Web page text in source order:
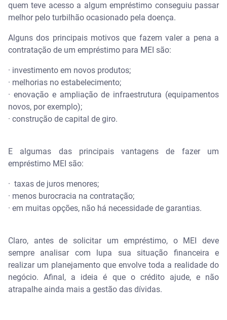
quem teve acesso a algum empréstimo conseguiu passar
melhor pelo turbilhão ocasionado pela doença.
Alguns dos principais motivos que fazem valer a pena a
contratação de um empréstimo para MEI são:
· investimento em novos produtos;
· melhorias no estabelecimento;
· enovação e ampliação de infraestrutura (equipamentos
novos, por exemplo);
· construção de capital de giro.
E algumas das principais vantagens de fazer um
empréstimo MEI são:
· taxas de juros menores;
· menos burocracia na contratação;
· em muitas opções, não há necessidade de garantias.
Claro, antes de solicitar um empréstimo, o MEI deve
sempre analisar com lupa sua situação financeira e
realizar um planejamento que envolve toda a realidade do
negócio. Afinal, a ideia é que o crédito ajude, e não
atrapalhe ainda mais a gestão das dívidas.